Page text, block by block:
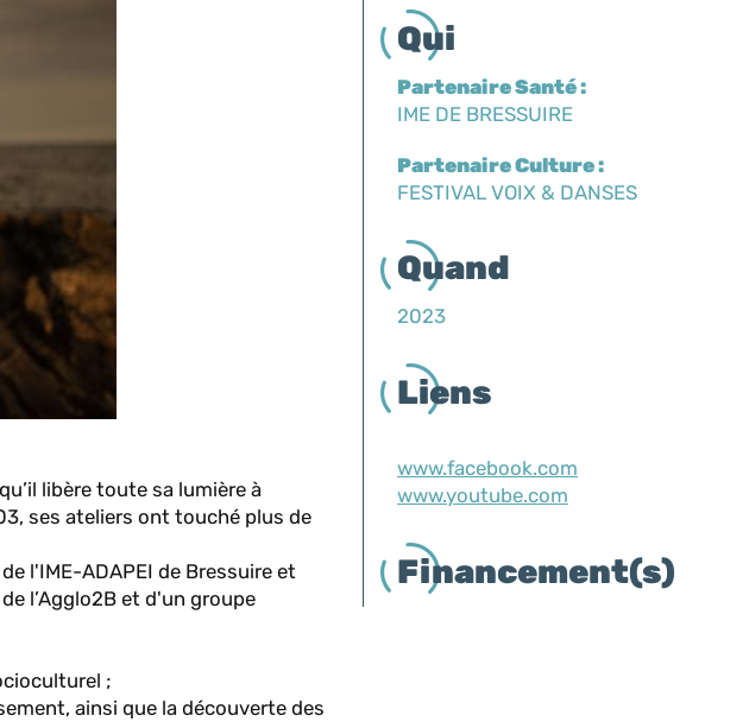
libère toute sa lumière à
ses ateliers ont touché plus de
l'IME-ADAPEI de Bressuire et
l’Agglo2B et d'un groupe
;
ainsi que la découverte des
Qui
Partenaire Santé :
IME DE BRESSUIRE
Partenaire Culture :
FESTIVAL VOIX & DANSES
Quand
2023
Liens
www.facebook.com
www.youtube.com
Financement(s)